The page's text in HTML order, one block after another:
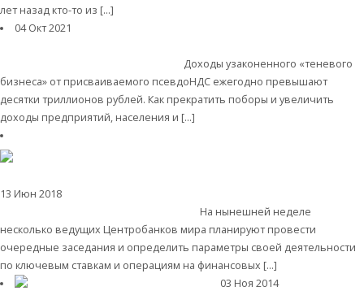
лет назад кто-то из […]
04 Окт 2021
Доходы узаконенного «теневого
бизнеса» от присваиваемого псевдоНДС ежегодно превышают
десятки триллионов рублей. Как прекратить поборы и увеличить
доходы предприятий, населения и […]
13 Июн 2018
На нынешней неделе
несколько ведущих Центробанков мира планируют провести
очередные заседания и определить параметры своей деятельности
по ключевым ставкам и операциям на финансовых […]
03 Ноя 2014